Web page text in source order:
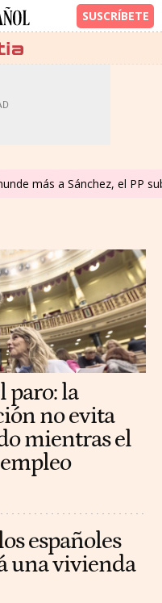
más a Sánchez, el PP
paro: la
no evita
mientras el
españoles
una vivienda